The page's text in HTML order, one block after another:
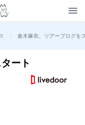
> 倉木麻衣、ツアーブログを
ート